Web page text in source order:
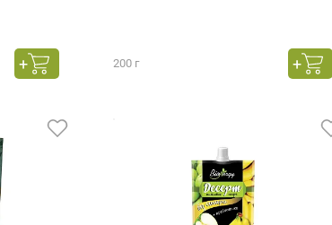
200 г